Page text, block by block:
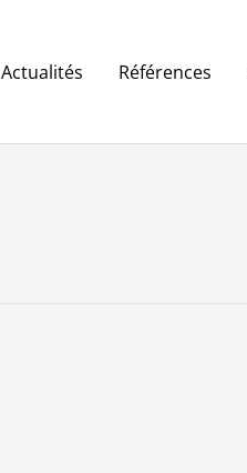
Actualités Références